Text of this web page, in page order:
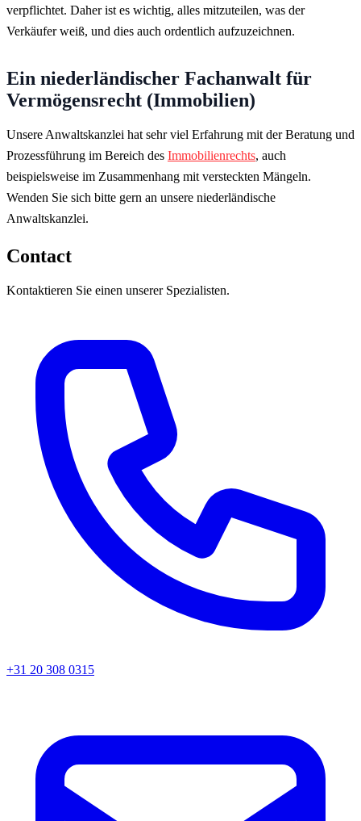
verpflichtet. Daher ist es wichtig, alles mitzuteilen, was der
Verkäufer weiß, und dies auch ordentlich aufzuzeichnen.
Ein niederländischer Fachanwalt für
Vermögensrecht (Immobilien)
Unsere Anwaltskanzlei hat sehr viel Erfahrung mit der Beratung und
Prozessführung im Bereich des Immobilienrechts, auch
beispielsweise im Zusammenhang mit versteckten Mängeln.
Wenden Sie sich bitte gern an unsere niederländische
Anwaltskanzlei.
Contact
Kontaktieren Sie einen unserer Spezialisten.
+31 20 308 0315